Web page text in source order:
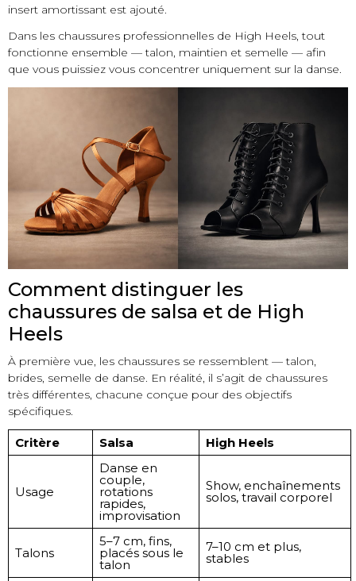
insert amortissant est ajouté.
Dans les chaussures professionnelles de High Heels, tout
fonctionne ensemble — talon, maintien et semelle — afin
que vous puissiez vous concentrer uniquement sur la danse.
Comment distinguer les
chaussures de salsa et de High
Heels
À première vue, les chaussures se ressemblent — talon,
brides, semelle de danse. En réalité, il s’agit de chaussures
très différentes, chacune conçue pour des objectifs
spécifiques.
Critère Salsa High Heels
Usage
Danse en
couple,
rotations
rapides,
improvisation
Show, enchaînements
solos, travail corporel
Talons
5–7 cm, fins,
placés sous le
talon
7–10 cm et plus,
stables